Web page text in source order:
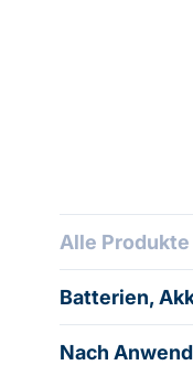
Alle Produkte
Batterien,
Nach